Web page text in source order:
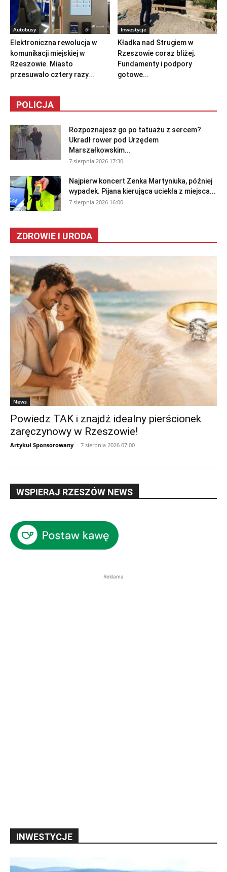
Autobusy
Elektroniczna rewolucja w
komunikacji miejskiej w
Rzeszowie. Miasto
przesuwało cztery razy...
Inwestycje
Kładka nad Strugiem w
Rzeszowie coraz bliżej.
Fundamenty i podpory
gotowe...
POLICJA
Rozpoznajesz go po tatuażu z sercem?
Ukradł rower pod Urzędem
Marszałkowskim...
7 sierpnia 2026 17:30
Najpierw koncert Zenka Martyniuka, później
wypadek. Pijana kierująca uciekła z miejsca...
7 sierpnia 2026 16:00
ZDROWIE I URODA
News
Powiedz TAK i znajdź idealny pierścionek
zaręczynowy w Rzeszowie!
Artykuł Sponsorowany - 7 sierpnia 2026 07:00
WSPIERAJ RZESZÓW NEWS
Reklama
INWESTYCJE